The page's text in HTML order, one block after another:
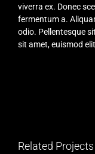
viverra ex. Donec
fermentum a.
odio. Pellentesque
sit amet, euismod
Related Projects